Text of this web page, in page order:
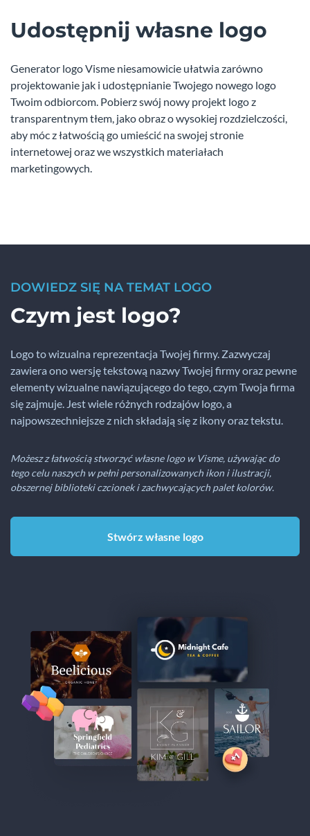
Udostępnij własne logo
Generator logo Visme niesamowicie ułatwia zarówno
projektowanie jak i udostępnianie Twojego nowego logo
Twoim odbiorcom. Pobierz swój nowy projekt logo z
transparentnym tłem, jako obraz o wysokiej rozdzielczości,
aby móc z łatwością go umieścić na swojej stronie
internetowej oraz we wszystkich materiałach
marketingowych.
DOWIEDZ SIĘ NA TEMAT LOGO
Czym jest logo?
Logo to wizualna reprezentacja Twojej firmy. Zazwyczaj
zawiera ono wersję tekstową nazwy Twojej firmy oraz pewne
elementy wizualne nawiązującego do tego, czym Twoja firma
się zajmuje. Jest wiele różnych rodzajów logo, a
najpowszechniejsze z nich składają się z ikony oraz tekstu.
Możesz z łatwością stworzyć własne logo w Visme, używając do
tego celu naszych w pełni personalizowanych ikon i ilustracji,
obszernej biblioteki czcionek i zachwycających palet kolorów.
Stwórz własne logo